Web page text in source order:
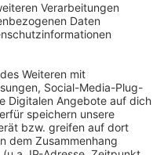
Sie der
zu, um dieses
Consent